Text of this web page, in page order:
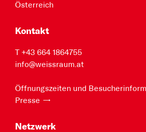
Österreich
Kontakt
T +43 664 1864755
info@weissraum.at
Öffnungszeiten und
Presse
Netzwerk